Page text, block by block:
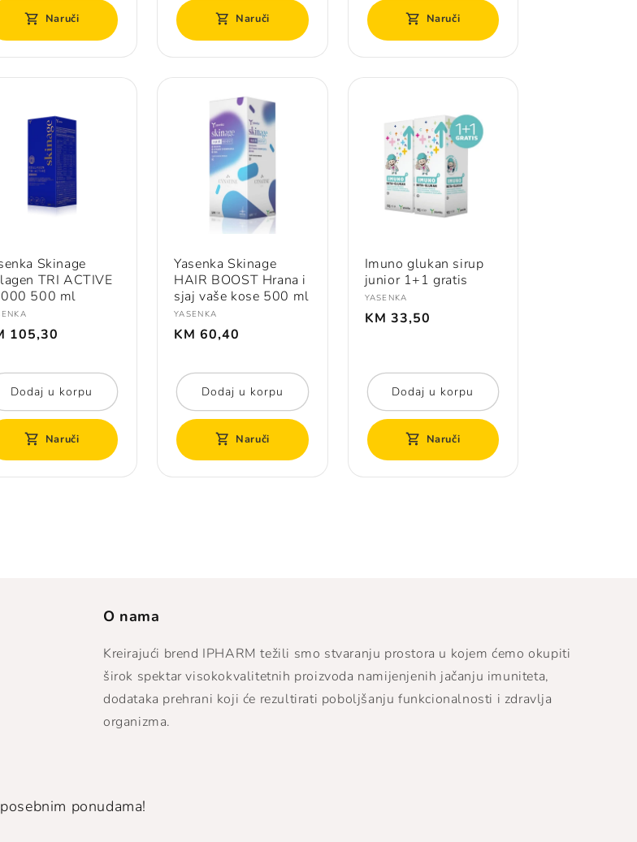
Naruči Naruči Naruči
Skinage
TRI ACTIVE
500 ml
105,30
Dodaj u korpu
Naruči
Yasenka Skinage
HAIR BOOST Hrana i
sjaj vaše kose 500 ml
Prodavač:
YASENKA
Redovna
cijena
KM 60,40
Dodaj u korpu
Naruči
Imuno glukan sirup
junior 1+1 gratis
Prodavač:
YASENKA
Redovna
cijena
KM 33,50
Dodaj u korpu
Naruči
O nama
Kreirajući brend IPHARM težili smo stvaranju prostora u kojem ćemo okupiti
širok spektar visokokvalitetnih proizvoda namijenjenih jačanju imuniteta,
dodataka prehrani koji će rezultirati poboljšanju funkcionalnosti i zdravlja
organizma.
ponudama!